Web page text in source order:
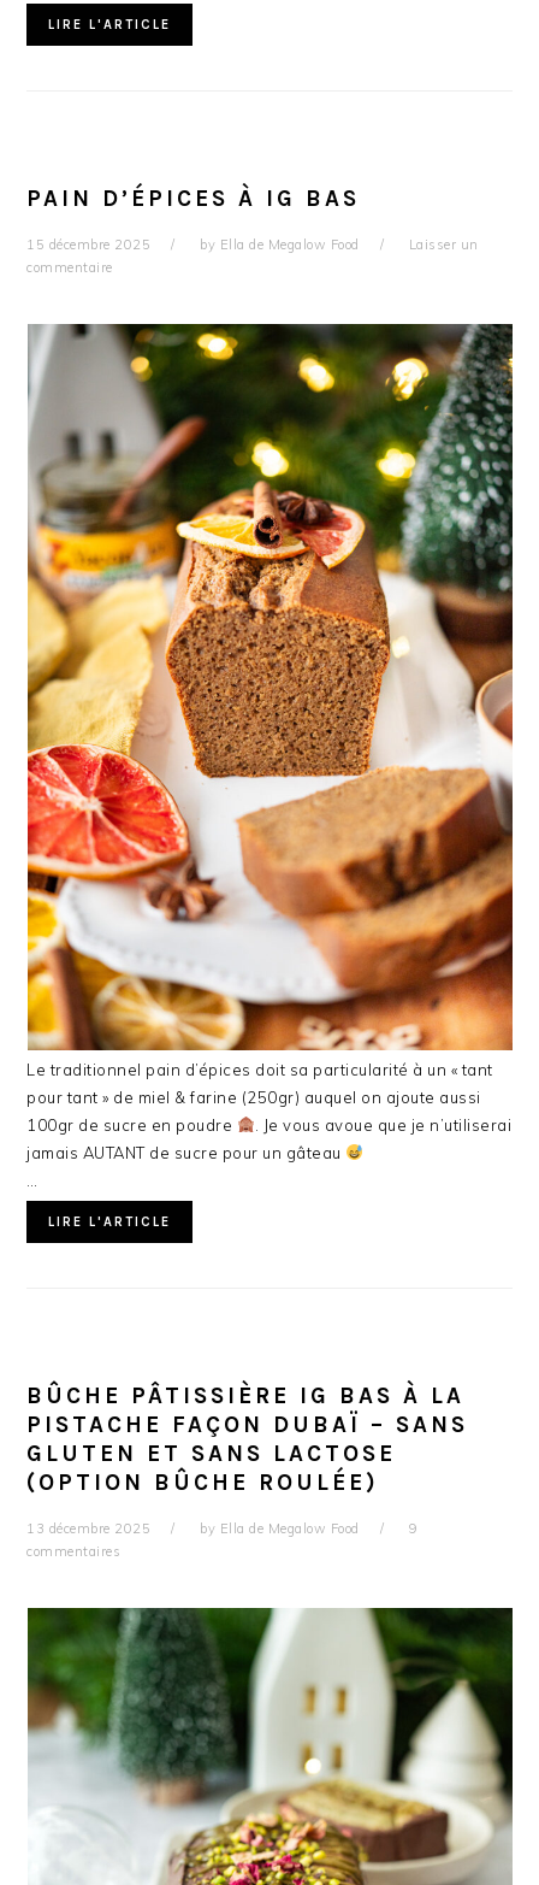
LIRE L'ARTICLE
PAIN D’ÉPICES À IG BAS
15 décembre 2025 by Ella de Megalow Food
Laisser un
commentaire
Le traditionnel pain d’épices doit sa particularité à un « tant
pour tant » de miel & farine (250gr) auquel on ajoute aussi
100gr de sucre en poudre
. Je vous avoue que je n’utiliserai
jamais AUTANT de sucre pour un gâteau
LIRE L'ARTICLE
BÛCHE PÂTISSIÈRE IG BAS À LA
PISTACHE FAÇON DUBAÏ – SANS
GLUTEN ET SANS LACTOSE
(OPTION BÛCHE ROULÉE)
13 décembre 2025 by Ella de Megalow Food
9
commentaires